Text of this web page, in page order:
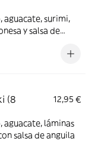
aguacate, surimi,
y salsa de
(8
12,95 €
aguacate, láminas
salsa de anguila